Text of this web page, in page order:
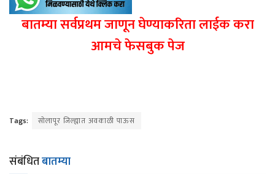
बातम्या सर्वप्रथम जाणून घेण्याकरिता लाईक करा
आमचे फेसबुक पेज
Tags: सोलापूर जिल्ह्यात अवकाळी पाऊस
संबंधितबातम्या